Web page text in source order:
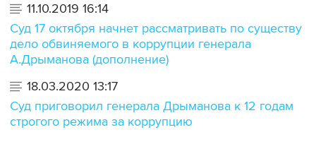
11.10.2019 16:14
Суд 17 октября начнет рассматривать по существу
дело обвиняемого в коррупции генерала
А.Дрыманова (дополнение)
18.03.2020 13:17
Суд приговорил генерала Дрыманова к 12 годам
строгого режима за коррупцию